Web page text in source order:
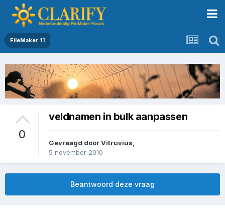
FileMaker 11
0
veldnamen in bulk aanpassen
Gevraagd doorVitruvius
5 november 2010
Beantwoord deze vraag